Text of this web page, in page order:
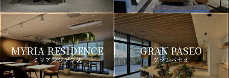
MYRIA RESIDENCE
ミリアレジデンス
GRAN PASEO
グランパセオ